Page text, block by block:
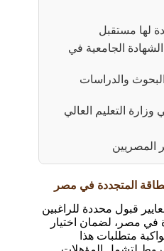
لها مستقبل
الشهادة الجامعية في
والدراسات
التعليم العالي
المصريين
المتجددة في مصر
قبول محددة للراغبين
في مصر، لضمان اختيار
متطلبات هذا